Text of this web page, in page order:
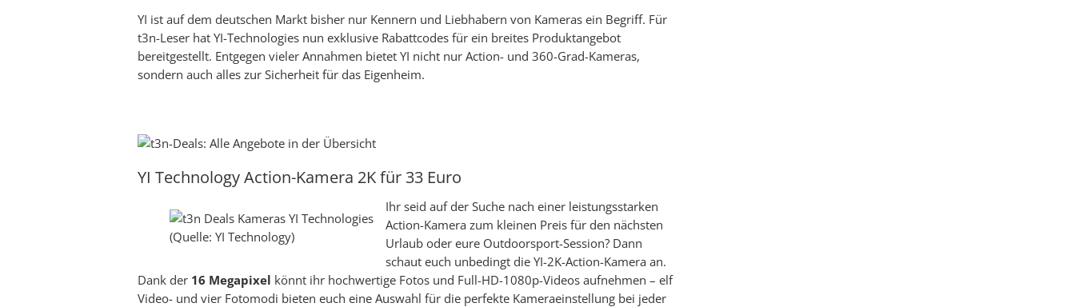
YI ist auf dem deutschen Markt bisher nur Kennern und Liebhabern von Kameras ein Begriff. Für
t3n-Leser hat YI-Technologies nun exklusive Rabattcodes für ein breites Produktangebot
bereitgestellt. Entgegen vieler Annahmen bietet YI nicht nur Action- und 360-Grad-Kameras,
sondern auch alles zur Sicherheit für das Eigenheim.
YI Technology Action-Kamera 2K für 33 Euro
(Quelle: YI Technology)
Ihr seid auf der Suche nach einer leistungsstarken
Action-Kamera zum kleinen Preis für den nächsten
Urlaub oder eure Outdoorsport-Session? Dann
schaut euch unbedingt die YI-2K-Action-Kamera an.
Dank der 16 Megapixel könnt ihr hochwertige Fotos und Full-HD-1080p-Videos aufnehmen – elf
Video- und vier Fotomodi bieten euch eine Auswahl für die perfekte Kameraeinstellung bei jeder